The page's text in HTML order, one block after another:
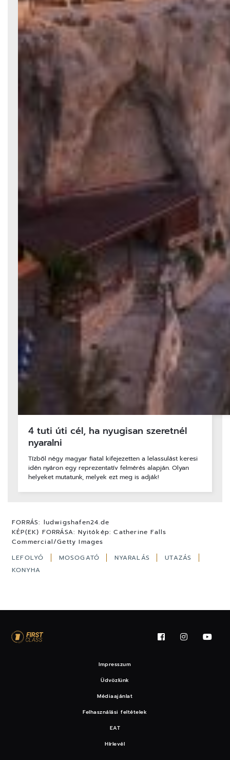
4 tuti úti cél, ha nyugisan szeretnél
nyaralni
Tízből négy magyar fiatal kifejezetten a lelassulást keresi
idén nyáron egy reprezentatív felmérés alapján. Olyan
helyeket mutatunk, melyek ezt meg is adják!
FORRÁS: ludwigshafen24.de
KÉP(EK) FORRÁSA: Nyitókép: Catherine Falls
Commercial/Getty Images
LEFOLYÓ
MOSOGATÓ NYARALÁS
UTAZÁS
KONYHA
Impresszum
Üdvözlünk
Médiaajánlat
Felhasználási feltételek
EAT
Hírlevél